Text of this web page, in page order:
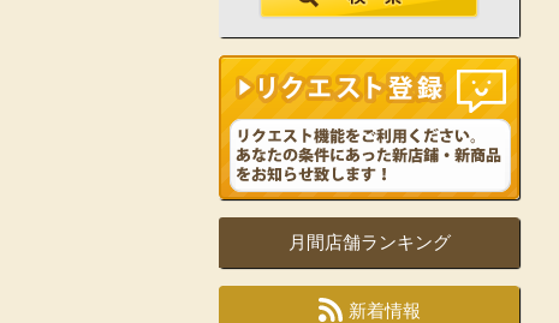
月間店舗ランキング
新着情報